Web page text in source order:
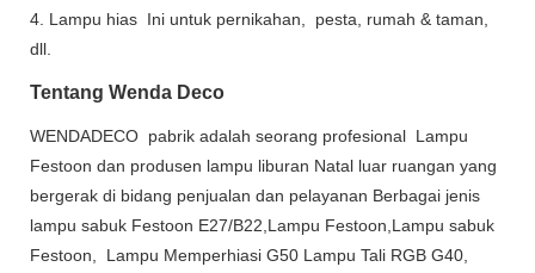
4. Lampu hias Ini untuk pernikahan, pesta, rumah & taman,
dll.
Tentang Wenda Deco
WENDADECO pabrik adalah seorang profesional Lampu
Festoon dan produsen lampu liburan Natal luar ruangan yang
bergerak di bidang penjualan dan pelayanan Berbagai jenis
lampu sabuk Festoon E27/B22,Lampu Festoon,Lampu sabuk
Festoon, Lampu Memperhiasi G50 Lampu Tali RGB G40,